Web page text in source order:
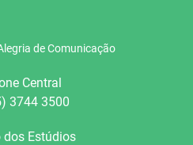
de Comunicação
Central
3744 3500
dos Estúdios